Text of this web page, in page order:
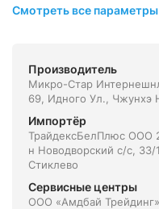
Смотреть все параметры
Производитель
Микро-Стар
69, Идного Ул., Чжунхэ
Импортёр
ТрайдексБелПлюс ООО
н Новодворский с/с,
Стиклево
Сервисные центры
ООО «Амдбай